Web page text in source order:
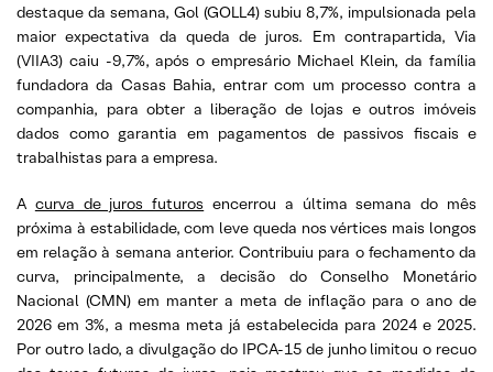
destaque da semana, Gol (GOLL4) subiu 8,7%, impulsionada pela
maior expectativa da queda de juros. Em contrapartida, Via
(VIIA3) caiu -9,7%, após o empresário Michael Klein, da família
fundadora da Casas Bahia, entrar com um processo contra a
companhia, para obter a liberação de lojas e outros imóveis
dados como garantia em pagamentos de passivos fiscais e
trabalhistas para a empresa.
A curva de juros futuros encerrou a última semana do mês
próxima à estabilidade, com leve queda nos vértices mais longos
em relação à semana anterior. Contribuiu para o fechamento da
curva, principalmente, a decisão do Conselho Monetário
Nacional (CMN) em manter a meta de inflação para o ano de
2026 em 3%, a mesma meta já estabelecida para 2024 e 2025.
Por outro lado, a divulgação do IPCA-15 de junho limitou o recuo